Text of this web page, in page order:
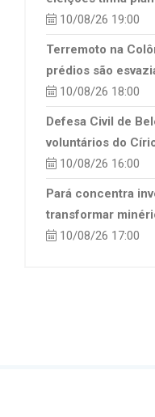
10/08/26 19:00
Terremoto na
prédios são
10/08/26 18:00
Defesa Civil de
voluntários do
10/08/26 16:00
Pará concentra
transformar
10/08/26 17:00